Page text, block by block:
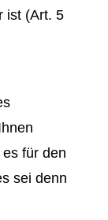
ist (Art. 5
für den
sei denn